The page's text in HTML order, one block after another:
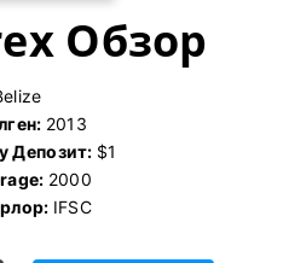
Обзор
2013
Депозит: $1
2000
IFSC